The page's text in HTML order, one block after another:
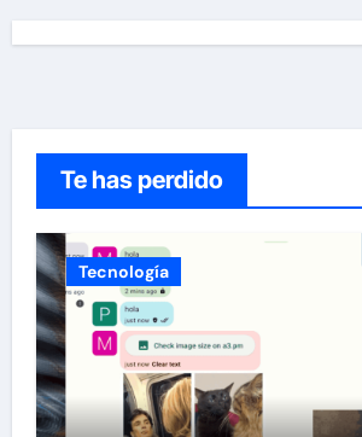
Te has perdido
Tecnología